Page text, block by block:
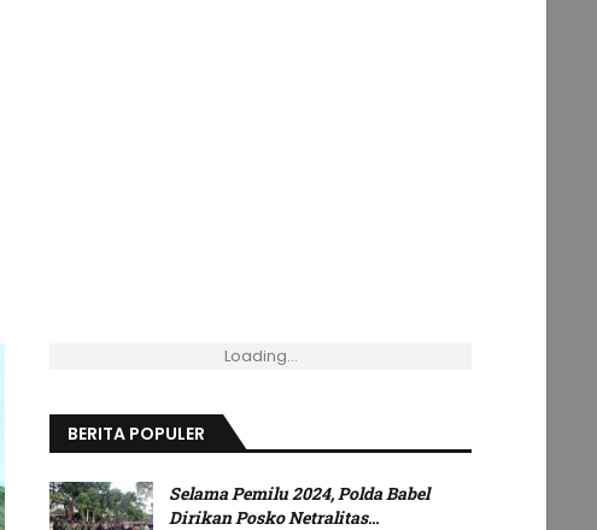
Loading...
BERITA POPULER
Selama Pemilu 2024, Polda Babel
Dirikan Posko Netralitas…